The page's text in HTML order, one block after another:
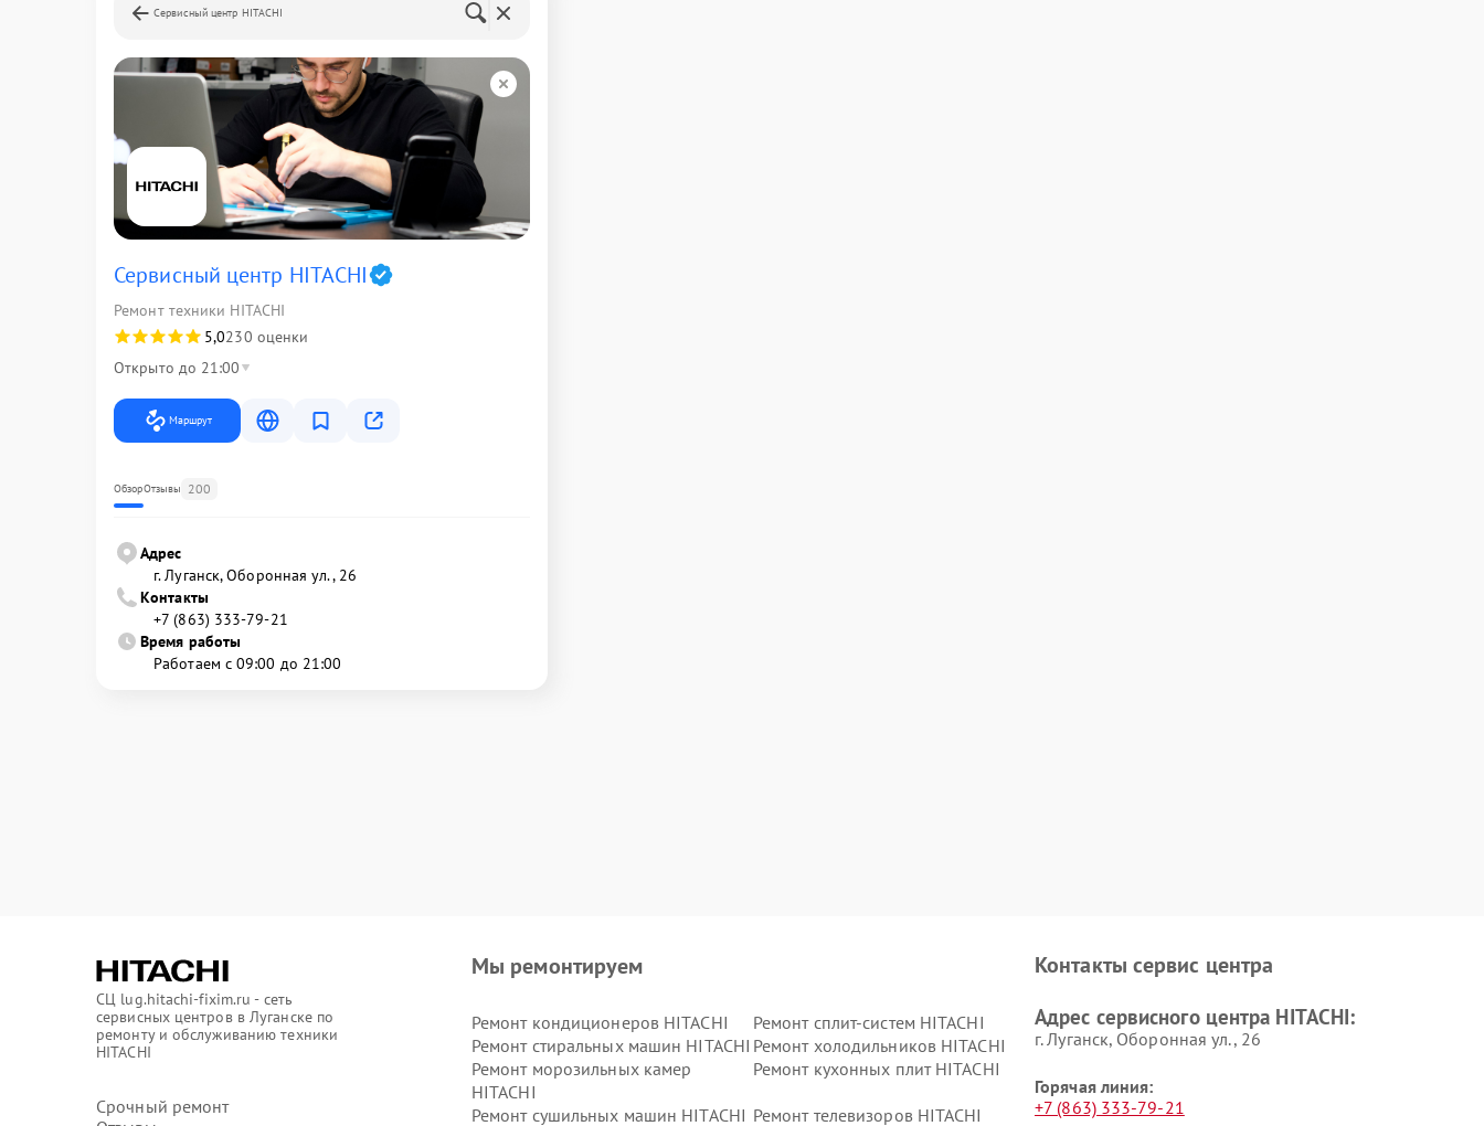
Сервисный центр HITACHI
Сервисный центр HITACHI
Ремонт техники HITACHI
5,0230 оценки
Открыто до 21:00
Маршрут
ОбзорОтзывы 200
Адрес
г. Луганск, Оборонная ул., 26
Контакты
+7 (863) 333-79-21
Время работы
Работаем с 09:00 до 21:00
СЦ lug.hitachi-fixim.ru - сеть
сервисных центров в Луганске по
ремонту и обслуживанию техники
HITACHI
Срочный ремонт
Мы ремонтируем
Ремонт кондиционеров HITACHI
Ремонт сплит-систем HITACHI
Ремонт стиральных машин HITACHI Ремонт холодильников HITACHI
Ремонт морозильных камер
HITACHI
Ремонт кухонных плит HITACHI
Ремонт сушильных машин HITACHI Ремонт телевизоров HITACHI
Контакты сервис центра
Адрес сервисного центра HITACHI:
г. Луганск, Оборонная ул., 26
Горячая линия:
+7 (863) 333-79-21